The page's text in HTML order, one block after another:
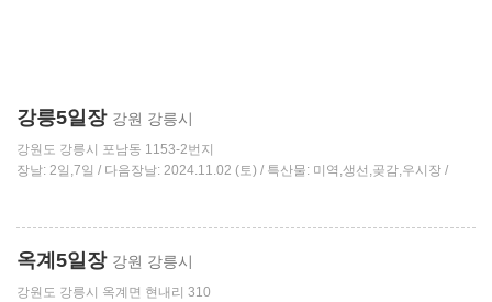
강릉5일장 강원 강릉시
강원도 강릉시 포남동 1153-2번지
장날: 2일,7일 / 다음장날: 2024.11.02 (토) / 특산물: 미역,생선,곶감,우시장 /
옥계5일장 강원 강릉시
강원도 강릉시 옥계면 현내리 310